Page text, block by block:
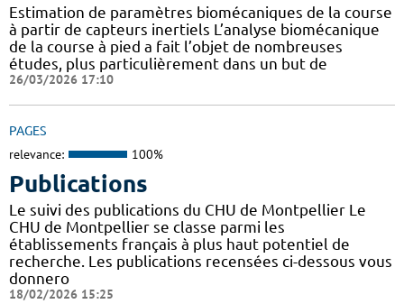
Estimation de paramètres biomécaniques de la course
à partir de capteurs inertiels L’analyse biomécanique
de la course à pied a fait l’objet de nombreuses
études, plus particulièrement dans un but de
26/03/2026 17:10
PAGES
relevance: 100%
Publications
Le suivi des publications du CHU de Montpellier Le
CHU de Montpellier se classe parmi les
établissements français à plus haut potentiel de
recherche. Les publications recensées ci-dessous vous
donnero
18/02/2026 15:25